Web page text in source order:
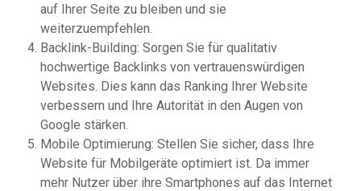
auf Ihrer Seite zu bleiben und sie
weiterzuempfehlen.
Backlink-Building: Sorgen Sie für qualitativ
hochwertige Backlinks von vertrauenswürdigen
Websites. Dies kann das Ranking Ihrer Website
verbessern und Ihre Autorität in den Augen von
Google stärken.
Mobile Optimierung: Stellen Sie sicher, dass Ihre
Website für Mobilgeräte optimiert ist. Da immer
mehr Nutzer über ihre Smartphones auf das Internet